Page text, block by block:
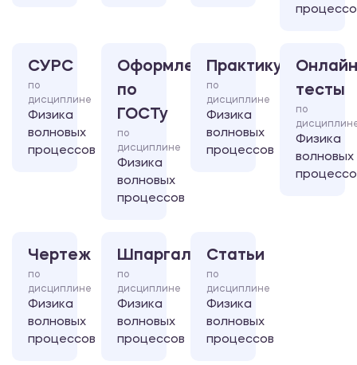
СУРС
по
дисциплине
Физика
волновых
процессов
Оформление
по
ГОСТу
по
дисциплине
Физика
волновых
процессов
Практикум
по
дисциплине
Физика
волновых
процессов
тесты
по
Физика
волновых
Чертеж
по
дисциплине
Физика
волновых
процессов
Шпаргалка
по
дисциплине
Физика
волновых
процессов
Статьи
по
дисциплине
Физика
волновых
процессов